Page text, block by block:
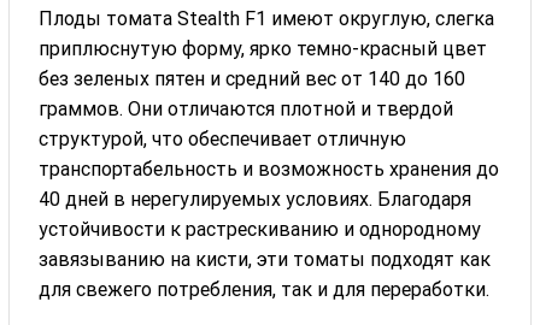
Плоды томата Stealth F1 имеют округлую, слегка
приплюснутую форму, ярко темно-красный цвет
без зеленых пятен и средний вес от 140 до 160
граммов. Они отличаются плотной и твердой
структурой, что обеспечивает отличную
транспортабельность и возможность хранения до
40 дней в нерегулируемых условиях. Благодаря
устойчивости к растрескиванию и однородному
завязыванию на кисти, эти томаты подходят как
для свежего потребления, так и для переработки.